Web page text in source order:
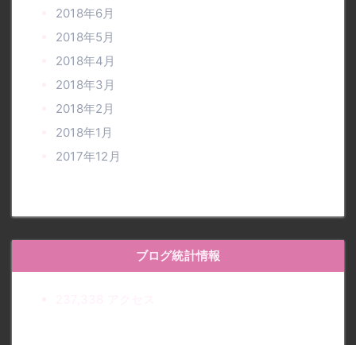
2018年6月
2018年5月
2018年4月
2018年3月
2018年2月
2018年1月
2017年12月
ブログ統計情報